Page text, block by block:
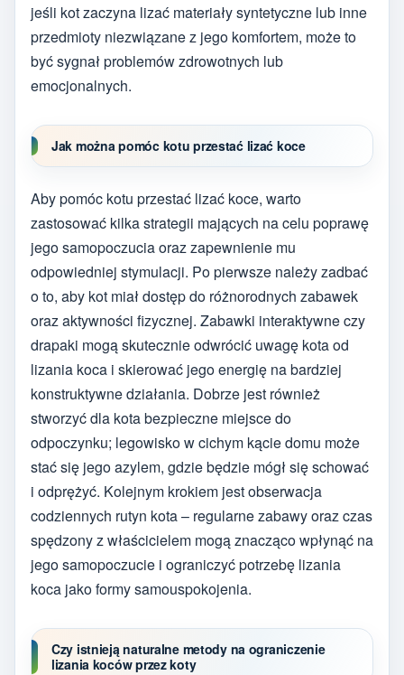
jeśli kot zaczyna lizać materiały syntetyczne lub inne
przedmioty niezwiązane z jego komfortem, może to
być sygnał problemów zdrowotnych lub
emocjonalnych.
Jak można pomóc kotu przestać lizać koce
Aby pomóc kotu przestać lizać koce, warto
zastosować kilka strategii mających na celu poprawę
jego samopoczucia oraz zapewnienie mu
odpowiedniej stymulacji. Po pierwsze należy zadbać
o to, aby kot miał dostęp do różnorodnych zabawek
oraz aktywności fizycznej. Zabawki interaktywne czy
drapaki mogą skutecznie odwrócić uwagę kota od
lizania koca i skierować jego energię na bardziej
konstruktywne działania. Dobrze jest również
stworzyć dla kota bezpieczne miejsce do
odpoczynku; legowisko w cichym kącie domu może
stać się jego azylem, gdzie będzie mógł się schować
i odprężyć. Kolejnym krokiem jest obserwacja
codziennych rutyn kota – regularne zabawy oraz czas
spędzony z właścicielem mogą znacząco wpłynąć na
jego samopoczucie i ograniczyć potrzebę lizania
koca jako formy samouspokojenia.
Czy istnieją naturalne metody na ograniczenie
lizania koców przez koty